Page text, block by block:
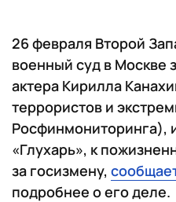
26 февраля Второй
военный суд в Москве
актера Кирилла
террористов и
Росфинмониторинга),
«Глухарь», к
за госизмену,
подробнее о его деле.